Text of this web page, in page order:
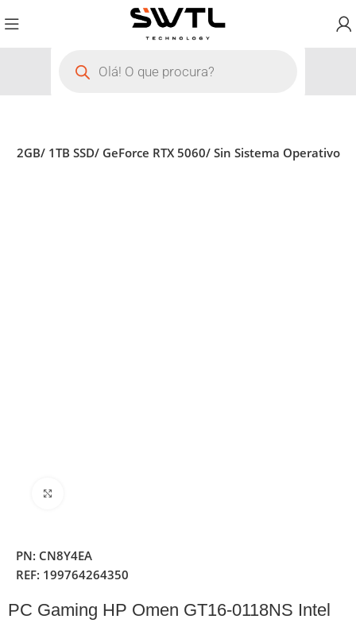
1TB SSD/ GeForce RTX 5060/ Sin Sistema Operativo
PN: CN8Y4EA
REF: 199764264350
PC Gaming HP Omen GT16-0118NS Intel